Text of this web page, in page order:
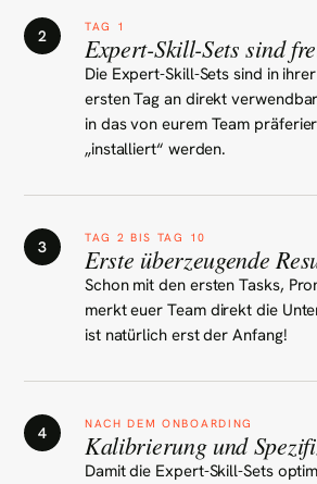
2 TAG 1
Expert-Skill-Sets sind
Die Expert-Skill-Sets sind in
ersten Tag an direkt
in das von eurem Team
„installiert“ werden.
3 TAG 2 BIS TAG 10
Erste überzeugende
Schon mit den ersten Tasks,
merkt euer Team direkt die
ist natürlich erst der Anfang!
4 NACH DEM ONBOARDING
Kalibrierung und
Damit die Expert-Skill-Sets